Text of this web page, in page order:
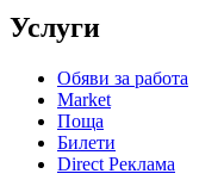
Услуги
Обяви за работа
Market
Поща
Билети
Direct Реклама